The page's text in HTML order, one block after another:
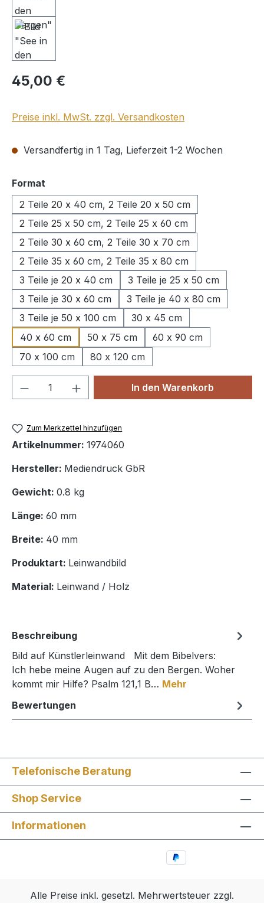
Regulärer Preis:
45,00 €
Preise inkl. MwSt. zzgl. Versandkosten
Versandfertig in 1 Tag, Lieferzeit 1-2 Wochen
Format
2 Teile 20 x 40 cm, 2 Teile 20 x 50 cm
2 Teile 25 x 50 cm, 2 Teile 25 x 60 cm
2 Teile 30 x 60 cm, 2 Teile 30 x 70 cm
2 Teile 35 x 60 cm, 2 Teile 35 x 80 cm
3 Teile je 20 x 40 cm
3 Teile je 25 x 50 cm
3 Teile je 30 x 60 cm
3 Teile je 40 x 80 cm
3 Teile je 50 x 100 cm
30 x 45 cm
40 x 60 cm
50 x 75 cm
60 x 90 cm
70 x 100 cm
80 x 120 cm
Produkt Anzahl: Gib denIn den Warenkorb
Zum Merkzettel hinzufügen
Artikelnummer: 1974060
Hersteller: Mediendruck GbR
Gewicht: 0.8 kg
Länge: 60 mm
Breite: 40 mm
Produktart: Leinwandbild
Material: Leinwand / Holz
Beschreibung
Bild auf Künstlerleinwand Mit dem Bibelvers:
Ich hebe meine Augen auf zu den Bergen. Woher
kommt mir Hilfe? Psalm 121,1 B… Mehr
Bewertungen
Telefonische Beratung
Shop Service
Informationen
Alle Preise inkl. gesetzl. Mehrwertsteuer zzgl.